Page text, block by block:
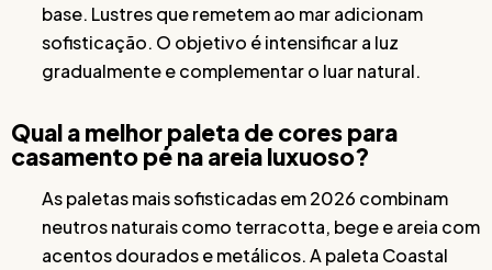
base. Lustres que remetem ao mar adicionam
sofisticação. O objetivo é intensificar a luz
gradualmente e complementar o luar natural.
Qual a melhor paleta de cores para
casamento pé na areia luxuoso?
As paletas mais sofisticadas em 2026 combinam
neutros naturais como terracotta, bege e areia com
acentos dourados e metálicos. A paleta Coastal